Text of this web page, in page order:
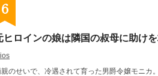
6
ヒロインの娘は隣国の叔母に助け
のせいで、冷遇されて育った男爵令嬢モニカ